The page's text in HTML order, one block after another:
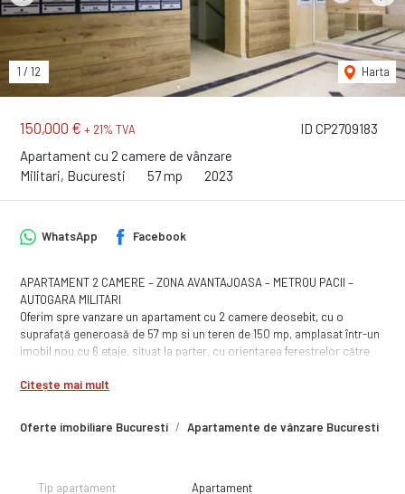
ID CP2709183
150,000 € + 21% TVA
Apartament cu 2 camere de vânzare
Militari, Bucuresti
57 mp 2023
1 / 12 Harta
Oferte imobiliare Bucuresti Apartamente de vânzare Bucuresti
WhatsApp Facebook
APARTAMENT 2 CAMERE – ZONA AVANTAJOASA – METROU PACII –
AUTOGARA MILITARI
Oferim spre vanzare un apartament cu 2 camere deosebit, cu o
suprafață generoasă de 57 mp si un teren de 150 mp, amplasat într-un
imobil nou cu 6 etaje, situat la parter, cu orientarea ferestrelor către
apartamente cu o cameră până la cele cu patru camere, oferind o
Locuința se va preda finisată „la cheie”, beneficiind de băi complet
posibilitatea alegerii în anumite condiții a finisajelor vă permite
Citește mai mult
Tip apartament Apartament